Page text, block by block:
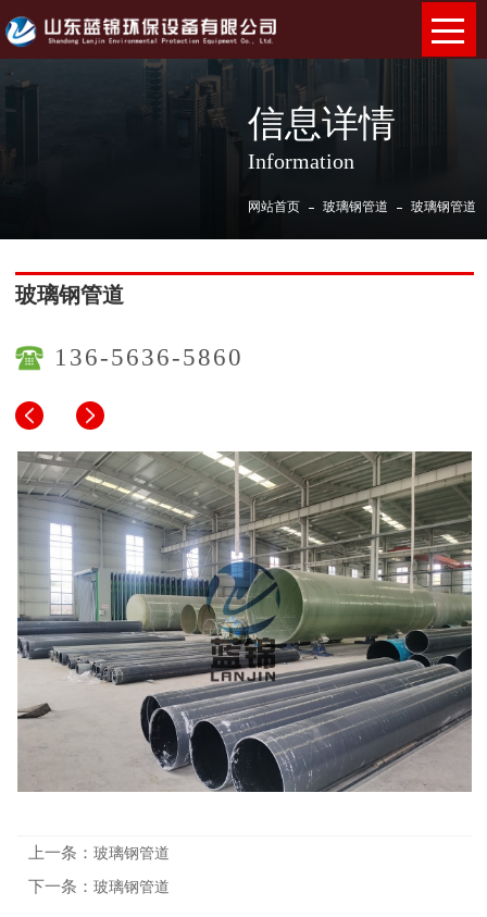
信息详情
Information
网站首页 玻璃钢管道 玻璃钢管道
玻璃钢管道
136-5636-5860
上一条：玻璃钢管道
下一条：玻璃钢管道